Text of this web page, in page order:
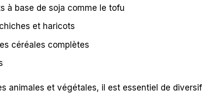
à base de soja comme le tofu
et haricots
céréales complètes
animales et végétales, il est essentiel de